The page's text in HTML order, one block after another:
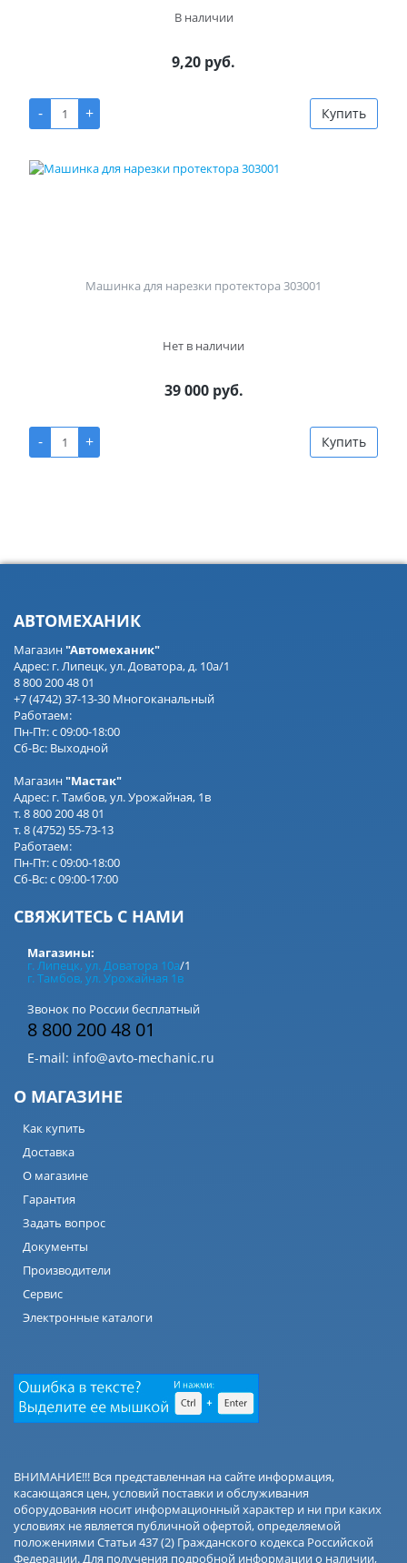
В наличии
9,20 руб.
- + Купить
Машинка для нарезки протектора 303001
Нет в наличии
39 000 руб.
- + Купить
АВТОМЕХАНИК
Магазин"Автомеханик"
Адрес: г. Липецк, ул. Доватора, д. 10а/1
8 800 200 48 01
+7 (4742) 37-13-30 Многоканальный
Работаем:
Пн-Пт: с 09:00-18:00
Сб-Вс: Выходной
Магазин"Мастак"
Адрес: г. Тамбов, ул. Урожайная, 1в
т. 8 800 200 48 01
т. 8 (4752) 55-73-13
Работаем:
Пн-Пт: с 09:00-18:00
Сб-Вс: с 09:00-17:00
СВЯЖИТЕСЬ С НАМИ
Магазины:
г. Липецк, ул. Доватора 10а/1
г. Тамбов, ул. Урожайная 1в
Звонок по России бесплатный
8 800 200 48 01
E-mail: info@avto-mechanic.ru
О МАГАЗИНЕ
Как купить
Доставка
О магазине
Гарантия
Задать вопрос
Документы
Производители
Сервис
Электронные каталоги
ВНИМАНИЕ!!! Вся представленная на сайте информация,
касающаяся цен, условий поставки и обслуживания
оборудования носит информационный характер и ни при каких
условиях не является публичной офертой, определяемой
положениями Статьи 437 (2) Гражданского кодекса Российской
Федерации. Для получения подробной информации о наличии,